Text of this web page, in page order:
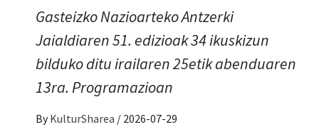
Gasteizko Nazioarteko Antzerki
Jaialdiaren 51. edizioak 34 ikuskizun
bilduko ditu irailaren 25etik abenduaren
13ra. Programazioan
By KulturSharea / 2026-07-29